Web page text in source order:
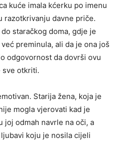
kuće imala kćerku po imenu
razotkrivanju davne priče.
staračkog doma, gdje je
preminula, ali da je ona još
odgovornost da dovrši ovu
sve otkriti.
Starija žena, koja je
mogla vjerovati kad je
joj odmah navrle na oči, a
koju je nosila cijeli